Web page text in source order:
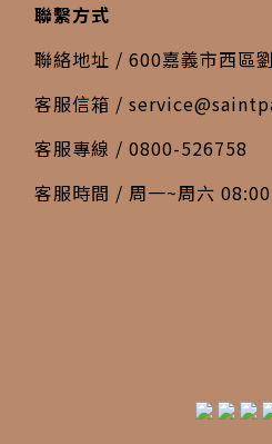
聯繫方式
聯絡地址 / 600嘉義市西區
客服信箱 /
客服專線 / 0800-526758
客服時間 / 周一~周六